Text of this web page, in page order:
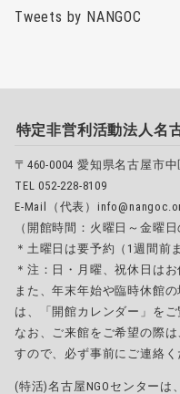
Tweets by NANGOC
特定非営利活動法人名
〒460-0004 愛知県名古屋市
TEL 052-228-8109
E-Mail（代表）
（開館時間：火曜日～金曜
＊土曜日は要予約（1週間前
＊注：日・月曜、祝休日はお
また、年末年始や臨時休館
は、「開館カレンダー」をご
なお、ご来館をご希望の際
すので、必ず事前にご連絡く
(特活)名古屋NGOセンター